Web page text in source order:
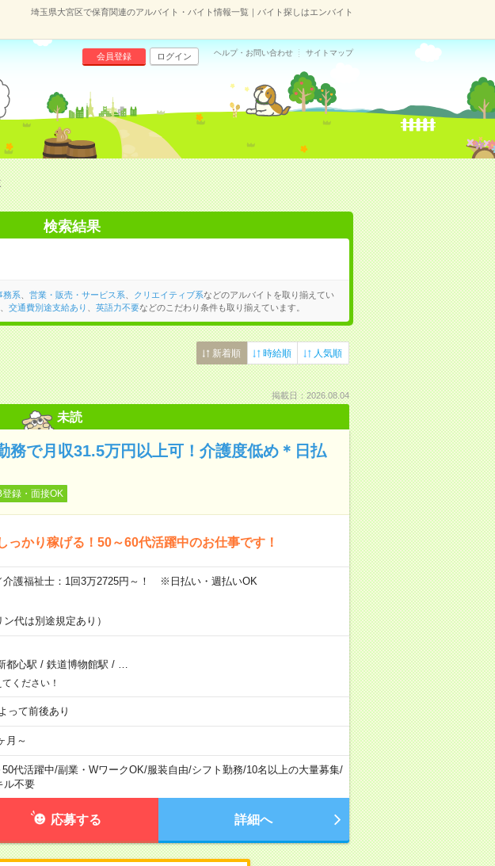
埼玉県大宮区で保育関連のアルバイト・バイト情報一覧｜バイト探しはエンバイト
会員登録 ログイン ヘルプ・お問い合わせ サイトマップ
検索結果
務系 営業・販売・サービス系 クリエイティブ系などのアルバイトを取り揃えてい
、 交通費別途支給あり 英語力不要などのこだわり条件も取り揃えています。
新着順 時給順 人気順
掲載日：2026.08.04
未読
務で月収31.5万円以上可！介護度低め＊日払
登録・面接OK
っかり稼げる！50～60代活躍中のお仕事です！
介護福祉士：1回3万2725円～！ ※日払い・週払いOK
代は別途規定あり）
都心駅 / 鉄道博物館駅 /
ください！
て前後あり
月～
代活躍中/副業・WワークOK/服装自由/シフト勤務/10名以上の大量募集/
ル不要
応募する 詳細へ